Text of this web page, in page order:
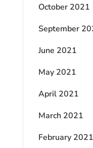
October 2021
September
June 2021
May 2021
April 2021
March 2021
February 2021